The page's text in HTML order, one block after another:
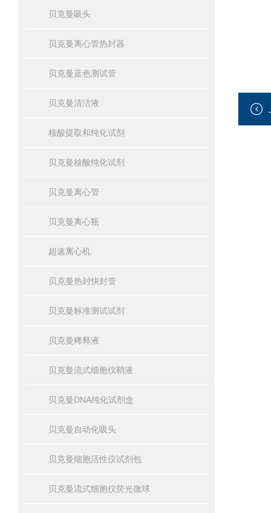
贝克曼吸头
贝克曼离心管热封器
贝克曼蓝色测试管
贝克曼清洁液
核酸提取和纯化试剂
贝克曼核酸纯化试剂
贝克曼离心管
贝克曼离心瓶
超速离心机
贝克曼热封快封管
贝克曼标准测试试剂
贝克曼稀释液
贝克曼流式细胞仪鞘液
贝克曼DNA纯化试剂盒
贝克曼自动化吸头
贝克曼细胞活性仪试剂包
贝克曼流式细胞仪荧光微球